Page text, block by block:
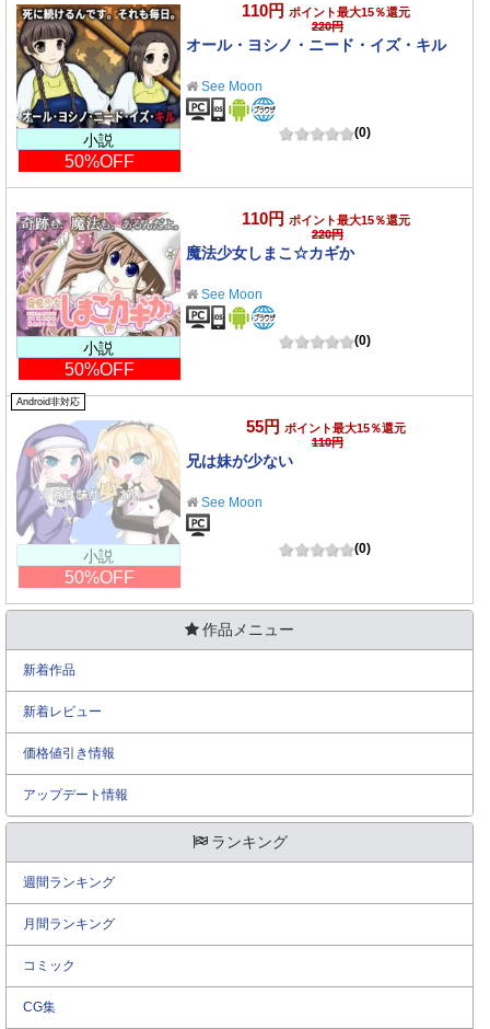
小説
50%OFF
110円 ポイント最大15％還元
220円
オール・ヨシノ・ニード・イズ・キル
See Moon
(0)
小説
50%OFF
110円 ポイント最大15％還元
220円
魔法少女しまこ☆カギか
See Moon
(0)
Android非対応
小説
50%OFF
55円 ポイント最大15％還元
110円
兄は妹が少ない
See Moon
(0)
作品メニュー
新着作品
新着レビュー
価格値引き情報
アップデート情報
ランキング
週間ランキング
月間ランキング
コミック
CG集